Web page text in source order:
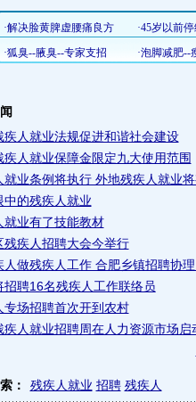
疾人就业法规促进和谐社会建设
疾人就业保障金限定九大使用范围
就业条例将执行 外地残疾人就业
中的残疾人就业
就业有了技能教材
残疾人招聘大会今举行
人做残疾人工作 合肥乡镇招聘协
招聘16名残疾人工作联络员
专场招聘首次开到农村
疾人就业招聘周在人力资源市场启
： 残疾人就业 招聘 残疾人